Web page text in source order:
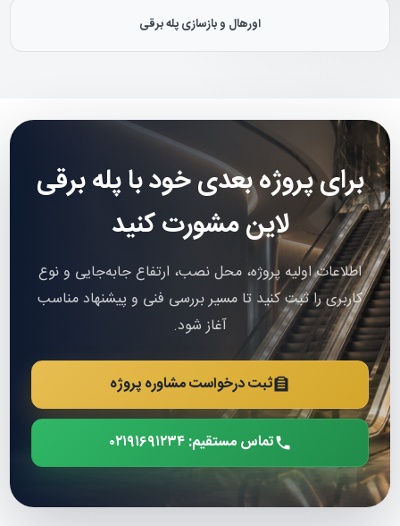
اورهال و بازسازی پله برقی
برای پروژه بعدی خود با پله برقی
لاین مشورت کنید
اطلاعات اولیه پروژه، محل نصب، ارتفاع جابه‌جایی و نوع
کاربری را ثبت کنید تا مسیر بررسی فنی و پیشنهاد مناسب
آغاز شود.
ثبت درخواست مشاوره پروژه
تماس مستقیم: ۰۲۱۹۱۶۹۱۲۳۴